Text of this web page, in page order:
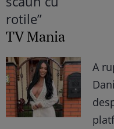
TV Mania
A